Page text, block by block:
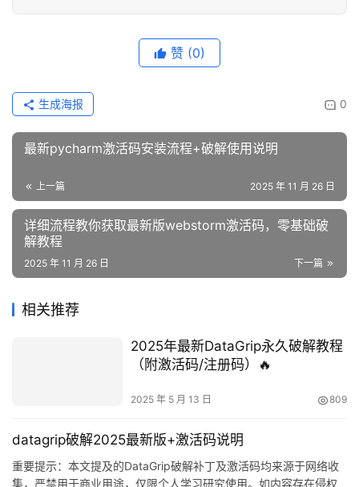
赞 (0)
0
生成海报
最新pycharm激活码安装流程+破解使用说明
上一篇 2025 年 11 月 26 日
详细流程教你获取最新版webstorm激活码，零基础破
解教程
下一篇
2025 年 11 月 26 日
相关推荐
2025年最新DataGrip永久破解教程
（附激活码/注册码）🔥
2025 年 5 月 13 日 809
datagrip破解2025最新版+激活码说明
重要提示：本文提及的DataGrip破解补丁及激活码均来源于网络收
集，严禁用于商业用途，仅限个人学习研究使用。如内容存在侵权